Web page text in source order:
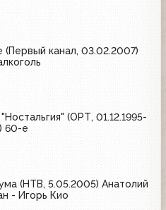
(Первый канал, 03.02.2007)
(ОРТ, 01.12.1995-
60-е
(НТВ, 5.05.2005) Анатолий
- Игорь Кио